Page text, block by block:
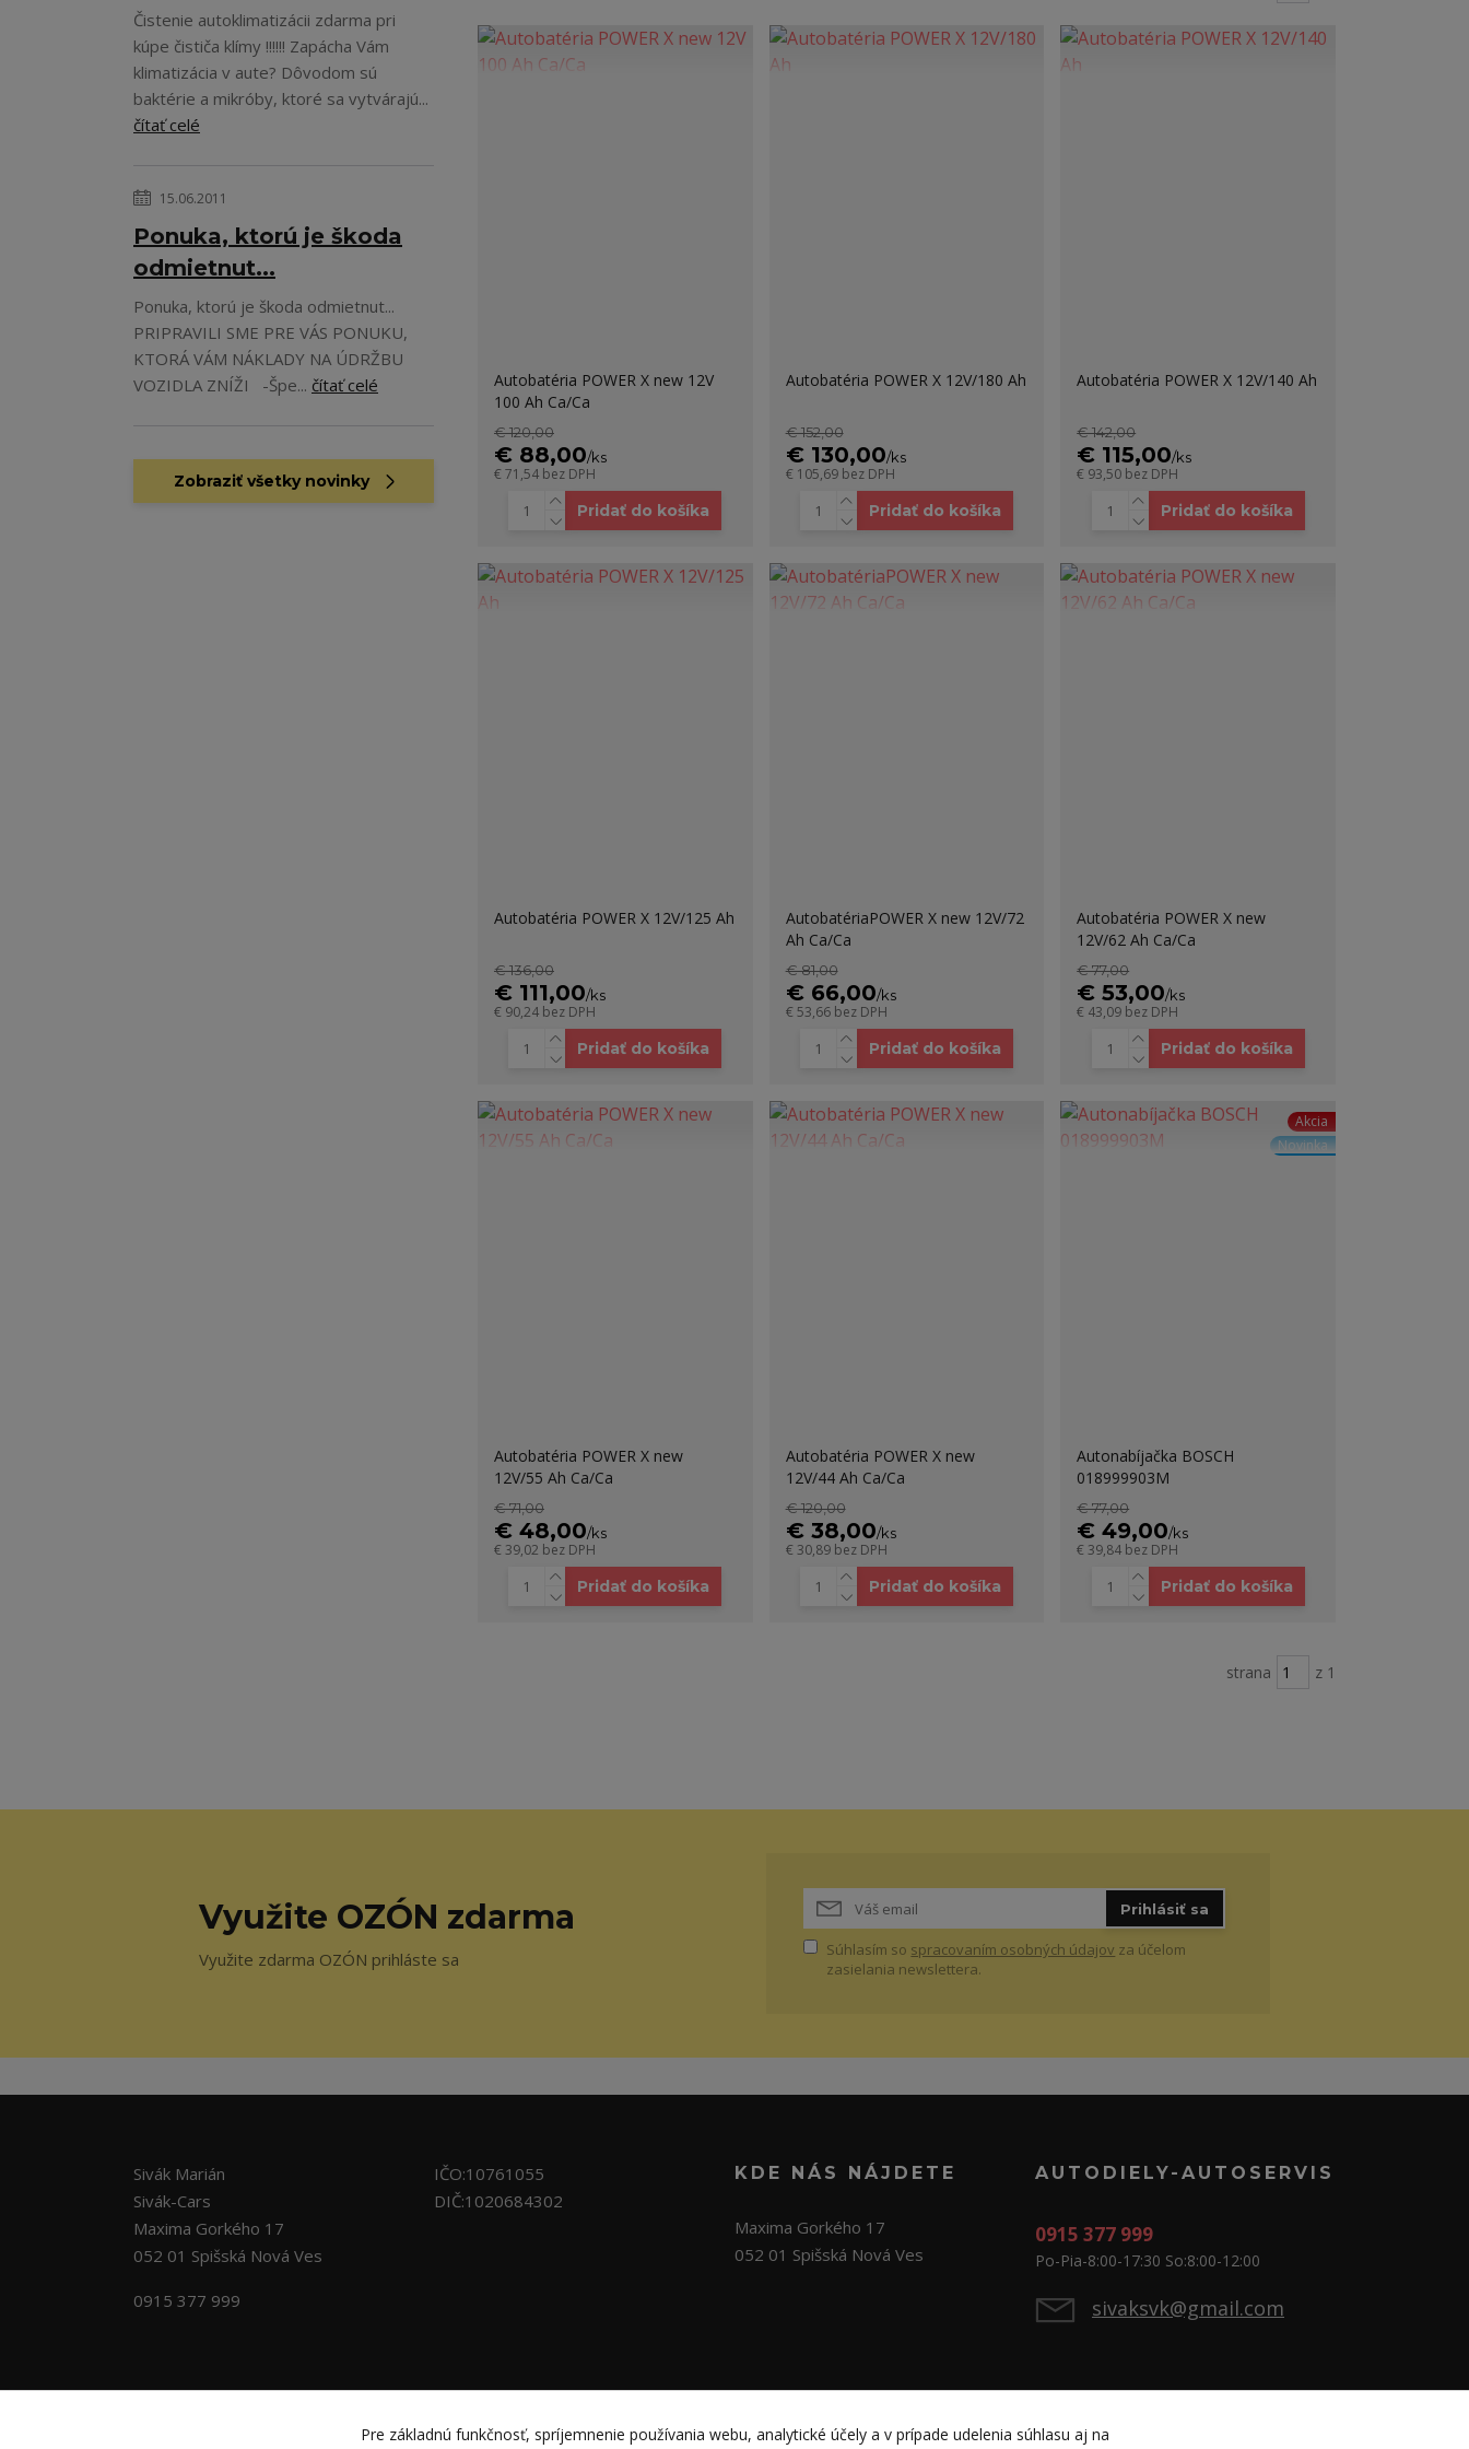
Autobatéria POWER X new 12V
100 Ah Ca/Ca
€ 120,00
€ 88,00/ks
€ 71,54 bez DPH
Pridať do košíka
Autobatéria POWER X 12V/180 Ah
€ 152,00
€ 130,00/ks
€ 105,69 bez DPH
Pridať do košíka
Autobatéria POWER X 12V/140 Ah
€ 142,00
€ 115,00/ks
€ 93,50 bez DPH
Pridať do košíka
Autobatéria POWER X 12V/125 Ah
€ 136,00
€ 111,00/ks
€ 90,24 bez DPH
Pridať do košíka
AutobatériaPOWER X new 12V/72
Ah Ca/Ca
€ 81,00
€ 66,00/ks
€ 53,66 bez DPH
Pridať do košíka
Autobatéria POWER X new
12V/62 Ah Ca/Ca
€ 77,00
€ 53,00/ks
€ 43,09 bez DPH
Pridať do košíka
Autobatéria POWER X new
12V/55 Ah Ca/Ca
€ 71,00
€ 48,00/ks
€ 39,02 bez DPH
Pridať do košíka
Autobatéria POWER X new
12V/44 Ah Ca/Ca
€ 120,00
€ 38,00/ks
€ 30,89 bez DPH
Pridať do košíka
Akcia
Novinka
Autonabíjačka BOSCH
018999903M
€ 77,00
€ 49,00/ks
€ 39,84 bez DPH
Pridať do košíka
strana z 1
Čistenie autoklimatizácii zdarma pri
kúpe čističa klímy !!!!!! Zapácha Vám
klimatizácia v aute? Dôvodom sú
baktérie a mikróby, ktoré sa vytvárajú...
čítať celé
15.06.2011
Ponuka, ktorú je škoda
odmietnut...
Ponuka, ktorú je škoda odmietnut...
PRIPRAVILI SME PRE VÁS PONUKU,
KTORÁ VÁM NÁKLADY NA ÚDRŽBU
VOZIDLA ZNÍŽI -Špe... čítať celé
Zobraziť všetky novinky
Využite OZÓN zdarma
Využite zdarma OZÓN prihláste sa
Prihlásiť sa
Súhlasím so spracovaním osobných údajov za účelom
zasielania newslettera.
Sivák Marián
Sivák-Cars
Maxima Gorkého 17
052 01 Spišská Nová Ves
0915 377 999
IČO:10761055
DIČ:1020684302
KDE NÁS NÁJDETE
Maxima Gorkého 17
052 01 Spišská Nová Ves
AUTODIELY-AUTOSERVIS
0915 377 999
Po-Pia-8:00-17:30 So:8:00-12:00
sivaksvk@gmail.com
Pre základnú funkčnosť, spríjemnenie používania webu, analytické účely a v prípade udelenia súhlasu aj na